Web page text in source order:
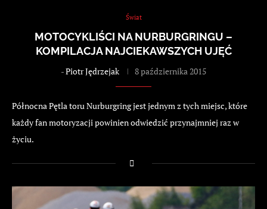
Świat
MOTOCYKLIŚCI NA NURBURGRINGU –
KOMPILACJA NAJCIEKAWSZYCH UJĘĆ
-Piotr Jędrzejak 8 października 2015
Północna Pętla toru Nurburgring jest jednym z tych miejsc, które
każdy fan motoryzacji powinien odwiedzić przynajmniej raz w
życiu.